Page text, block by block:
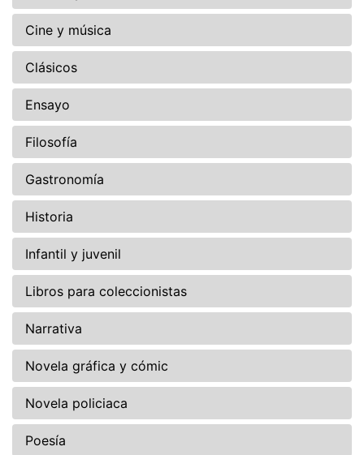
Cine y música
Clásicos
Ensayo
Filosofía
Gastronomía
Historia
Infantil y juvenil
Libros para coleccionistas
Narrativa
Novela gráfica y cómic
Novela policiaca
Poesía